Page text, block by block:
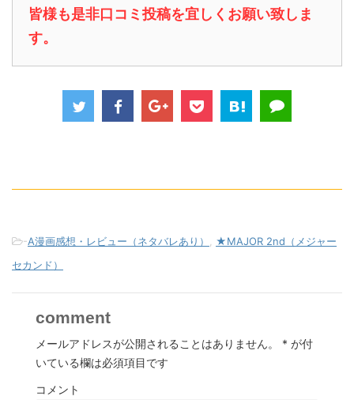
皆様も是非口コミ投稿を宜しくお願い致しま
す。
-A漫画感想・レビュー（ネタバレあり） , ★MAJOR 2nd（メジャー
セカンド）
comment
メールアドレスが公開されることはありません。 * が付
いている欄は必須項目です
コメント